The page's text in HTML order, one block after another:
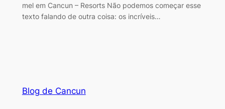
mel em Cancun – Resorts Não podemos começar esse
texto falando de outra coisa: os incríveis…
Blog de Cancun